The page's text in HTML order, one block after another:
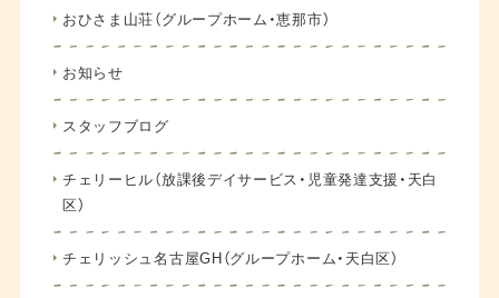
おひさま山荘（グループホーム・恵那市）
お知らせ
スタッフブログ
チェリーヒル（放課後デイサービス・児童発達支援・天白
区）
チェリッシュ名古屋GH（グループホーム・天白区）